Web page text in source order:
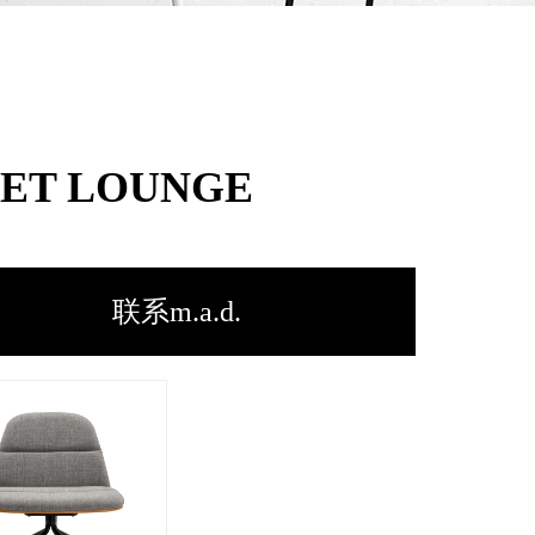
LOUNGE
联系m.a.d.